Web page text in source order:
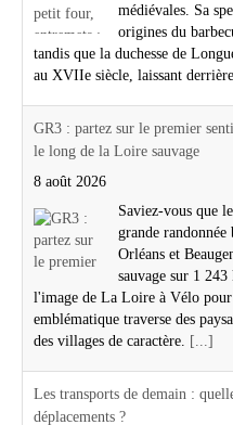
médiévales. Sa
origines du
tandis que la duchesse de
au XVIIe siècle, laissant
GR3 : partez sur le premier
le long de la Loire sauvage
8 août 2026
Saviez-vous que
grande randonnée
Orléans et
sauvage sur 1
l'image de La Loire à Vélo
emblématique traverse des
des villages de caractère. [...]
Les transports de demain :
déplacements ?